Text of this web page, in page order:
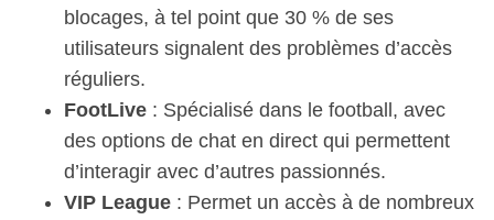
blocages, à tel point que 30 % de ses
utilisateurs signalent des problèmes d’accès
réguliers.
FootLive: Spécialisé dans le football, avec
des options de chat en direct qui permettent
d’interagir avec d’autres passionnés.
VIP League: Permet un accès à de nombreux